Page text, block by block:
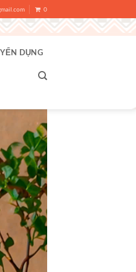
0
DỤNG